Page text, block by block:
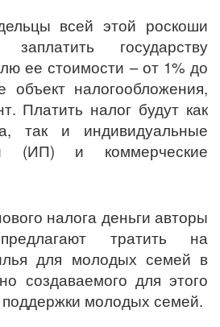
всей этой роскоши
государству
ее стоимости – от 1% до
налогообложения,
Платить налог будут как
так и индивидуальные
(ИП) и коммерческие
налога деньги авторы
предлагают тратить на
для молодых семей в
создаваемого для этого
молодых семей.